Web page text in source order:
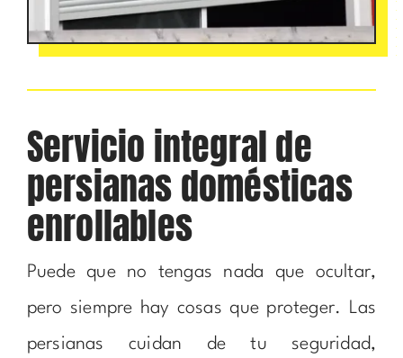
Servicio integral de
persianas domésticas
enrollables
Puede que no tengas nada que ocultar,
pero siempre hay cosas que proteger. Las
persianas cuidan de tu seguridad,